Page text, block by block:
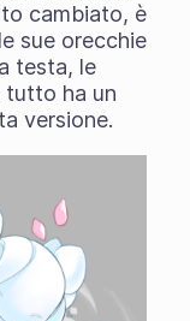
cambiato, è
sue orecchie
testa, le
tutto ha un
versione.